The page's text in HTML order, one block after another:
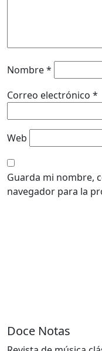
Nombre*
Correo electrónico *
Web
Guarda mi nombre,
navegador para la
Doce Notas